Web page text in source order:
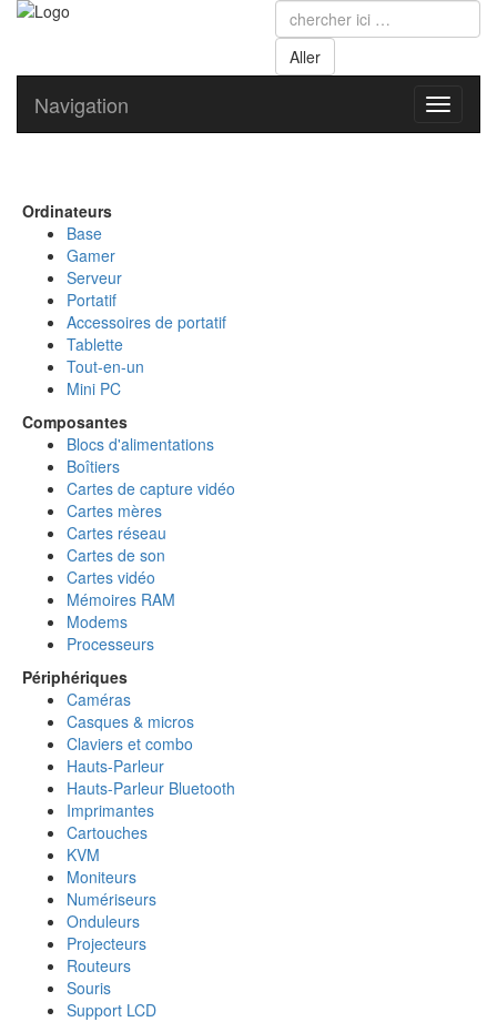
Toggle
Navigation
Ordinateurs
Base
Gamer
Serveur
Portatif
Accessoires de portatif
Tablette
Tout-en-un
Mini PC
Composantes
Blocs d'alimentations
Boîtiers
Cartes de capture vidéo
Cartes mères
Cartes réseau
Cartes de son
Cartes vidéo
Mémoires RAM
Modems
Processeurs
Périphériques
Caméras
Casques & micros
Claviers et combo
Hauts-Parleur
Hauts-Parleur Bluetooth
Imprimantes
Cartouches
KVM
Moniteurs
Numériseurs
Onduleurs
Projecteurs
Routeurs
Souris
Support LCD